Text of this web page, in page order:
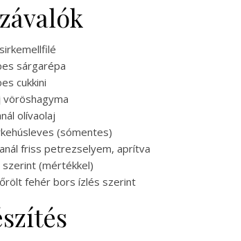
sárgarépa
cukkini
vöröshagyma
olívaolaj
(sómentes)
friss petrezselyem, aprítva
szerint (mértékkel)
fehér bors ízlés szerint